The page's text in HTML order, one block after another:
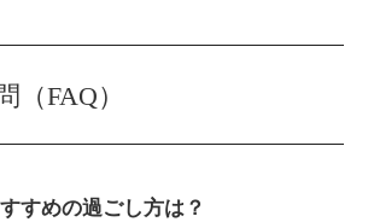
（FAQ）
すめの過ごし方は？